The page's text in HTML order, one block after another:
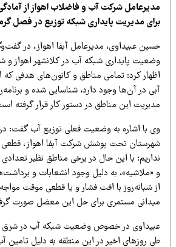
شرکت آب و فاضلاب اهواز از آمادگی
مدیریت پایداری شبکه توزیع در فصل گرما خبر
عبیداوی، مدیرعامل آبفا اهواز، در گفت‌وگو با
پایداری شبکه آب در کلانشهر اهواز و
کرد: تمامی مناطق و کانون‌های هدفی که
در آن‌ها وجود دارد، شناسایی شده و
این مناطق در دستور کار قرار گرفته است.
با اشاره به وضعیت فعلی توزیع آب گفت: در حال
تحت پوشش شرکت آبفا اهواز، قطعی
با این حال در برخی مناطق نظیر تعدادی از
«ملاشیه»، به دلیل وجود انشعابات و برداشت‌های
شبانه‌روز با افت فشار و یا قطعی موقت مواجه
مستمری برای حل این معضل صورت گرفته
در خصوص وضعیت شبکه آب در شرق اهواز
روزهای اخیر در این منطقه به دلیل تامین آب از